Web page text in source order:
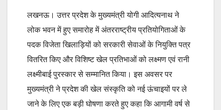
लखनऊ। उत्तर प्रदेश के मुख्यमंत्री योगी आदित्यनाथ ने
लोक भवन में हुए समारोह में अंतरराष्ट्रीय प्रतियोगिताओं के
पदक विजेता खिलाड़ियों को सरकारी सेवाओं के नियुक्ति पत्र
वितरित किए और विशिष्ट खेल प्रतिभाओं को लक्ष्मण एवं रानी
लक्ष्मीबाई पुरस्कार से सम्मानित किया। इस अवसर पर
मुख्यमंत्री ने प्रदेश की खेल संस्कृति को नई ऊंचाइयों पर ले
जाने के लिए एक बड़ी घोषणा करते हुए कहा कि आगामी वर्ष से